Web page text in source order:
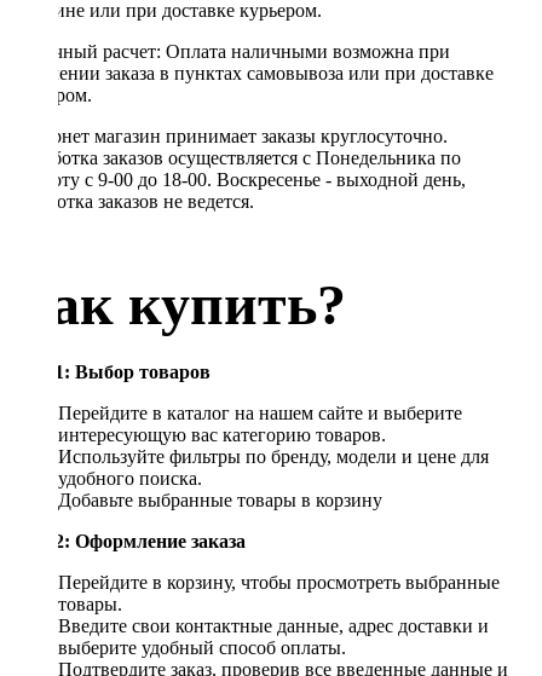
магазине или при доставке курьером.
Наличный расчет: Оплата наличными возможна при
получении заказа в пунктах самовывоза или при доставке
курьером.
Интернет магазин принимает заказы круглосуточно.
Обработка заказов осуществляется с Понедельника по
Субботу с 9-00 до 18-00. Воскресенье - выходной день,
обработка заказов не ведется.
Как купить?
Шаг 1: Выбор товаров
Перейдите в каталог на нашем сайте и выберите
интересующую вас категорию товаров.
Используйте фильтры по бренду, модели и цене для
удобного поиска.
Добавьте выбранные товары в корзину
Шаг 2: Оформление заказа
Перейдите в корзину, чтобы просмотреть выбранные
товары.
Введите свои контактные данные, адрес доставки и
выберите удобный способ оплаты.
Подтвердите заказ, проверив все введенные данные и